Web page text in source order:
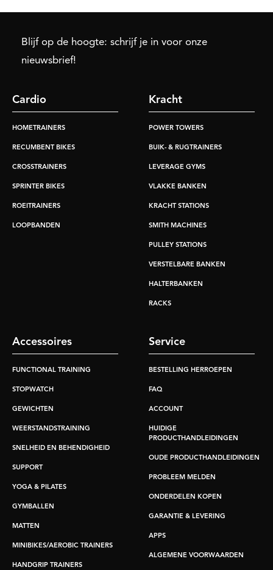
Blijf op de hoogte: schrijf je in voor onze
nieuwsbrief!
Cardio
HOMETRAINERS
RECUMBENT BIKES
CROSSTRAINERS
SPRINTER BIKES
ROEITRAINERS
LOOPBANDEN
Kracht
POWER TOWERS
BUIK- & RUGTRAINERS
LEVERAGE GYMS
VLAKKE BANKEN
KRACHT STATIONS
SMITH MACHINES
PULLEY STATIONS
VERSTELBARE BANKEN
HALTERBANKEN
RACKS
Accessoires
FUNCTIONAL TRAINING
STOPWATCH
GEWICHTEN
WEERSTANDSTRAINING
SNELHEID EN BEHENDIGHEID
SUPPORT
YOGA & PILATES
GYMBALLEN
MATTEN
MINIBIKES/AEROBIC TRAINERS
HANDGRIP TRAINERS
Service
BESTELLING HERROEPEN
FAQ
ACCOUNT
HUIDIGE
PRODUCTHANDLEIDINGEN
OUDE PRODUCTHANDLEIDINGEN
PROBLEEM MELDEN
ONDERDELEN KOPEN
GARANTIE & LEVERING
APPS
ALGEMENE VOORWAARDEN